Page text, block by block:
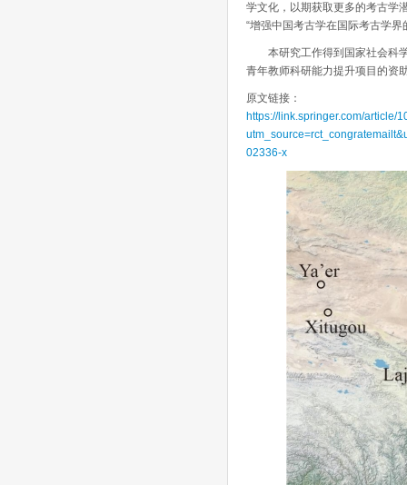
学文化，以期获取更多的考古学
“增强中国考古学在国际考古学界
本研究工作得到国家社会科学
青年教师科研能力提升项目的资
原文链接：
https://link.springer.com/article/
02336-x